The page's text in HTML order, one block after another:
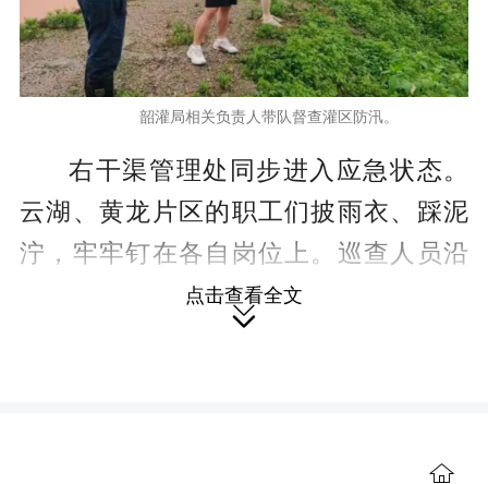
韶灌局相关负责人带队督查灌区防汛。
右干渠管理处同步进入应急状态。
云湖、黄龙片区的职工们披雨衣、踩泥
泞，牢牢钉在各自岗位上。巡查人员沿
着渠堤逐一核验水位、边坡与排水状
况，蹲身查看是否有渗漏、堵水、设施
改，确保每一处险工险段都有人盯、有
点击查看全文
